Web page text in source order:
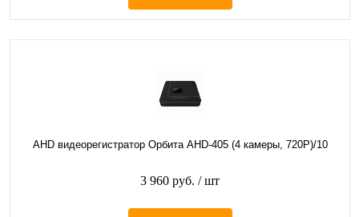
AHD видеорегистратор Орбита AHD-405 (4 камеры, 720Р)/10
3 960 руб. / шт